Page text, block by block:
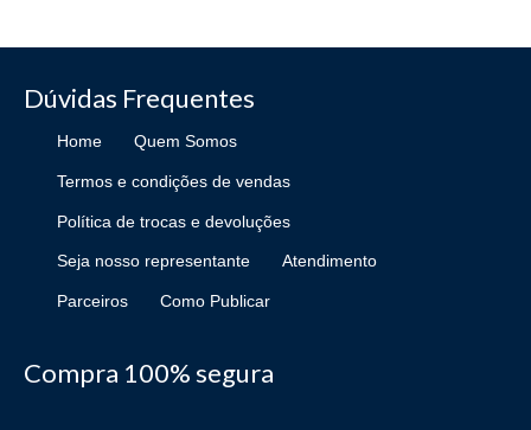
Dúvidas Frequentes
Home Quem Somos
Termos e condições de vendas
Política de trocas e devoluções
Seja nosso representante Atendimento
Parceiros Como Publicar
Compra 100% segura